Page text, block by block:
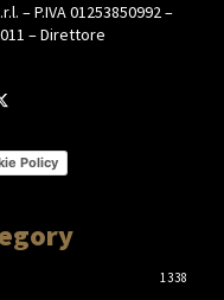
– P.IVA 01253850992 –
– Direttore
Policy
1338